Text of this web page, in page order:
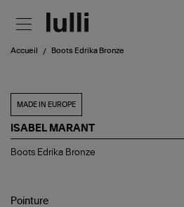
Accueil Boots Edrika Bronze
MADE IN EUROPE
ISABEL MARANT
Boots
Boots Edrika Bronze
Pointure